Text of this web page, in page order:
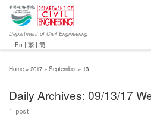
Department of Civil Engineering
En | 繁 | 簡
Home » 2017 » September » 13
Daily Archives: 09/13/17
1 post